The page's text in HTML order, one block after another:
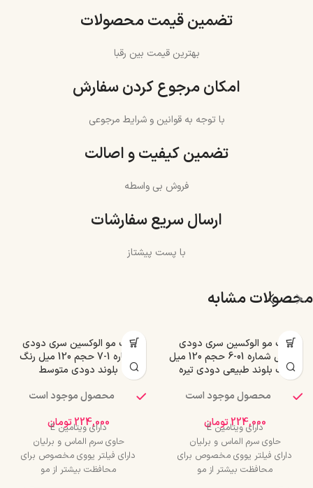
تضمین قیمت محصولات
بهترین قیمت بین رقبا
امکان مرجوع کردن سفارش
با توجه به قوانین و شرایط مرجوعی
تضمین کیفیت و اصالت
فروش بی واسطه
ارسال سریع سفارشات
با پست پیشتاز
محصولات مشابه
رنگ مو الوکسین سری دودی
طبیعی شماره 01-6 حجم 120 میل
رنگ بلوند طبیعی دودی تیره
محصول موجود است
224,000تومان
دارای ویتامین E
حاوی سرم الماس و برلیان
دارای فیلتر یووی مخصوص برای
محافظت بیشتر از مو
رنگ مو الوکسین سری دودی
شماره 1-7 حجم 120 میل رنگ
بلوند دودی متوسط
محصول موجود است
224,000تومان
دارای ویتامین E
حاوی سرم الماس و برلیان
دارای فیلتر یووی مخصوص برای
محافظت بیشتر از مو